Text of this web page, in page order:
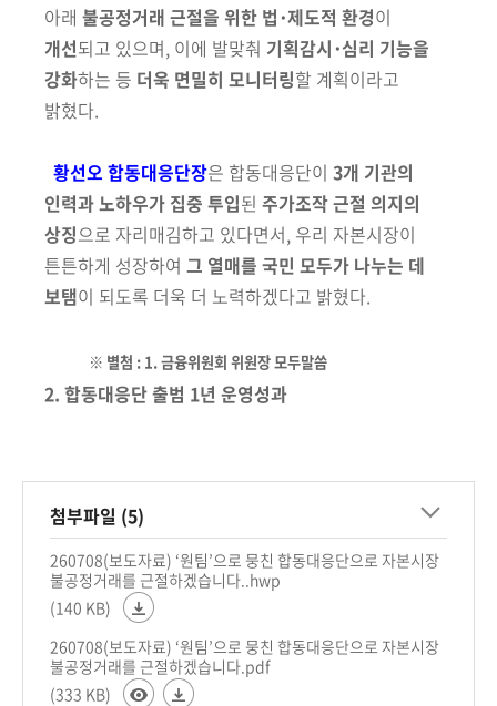
아래 불공정거래 근절을 위한 법･제도적 환경이
개선되고 있으며, 이에 발맞춰 기획감시･심리 기능을
강화하는 등 더욱 면밀히 모니터링할 계획이라고
밝혔다.
황선오 합동대응단장은 합동대응단이 3개 기관의
인력과 노하우가 집중 투입된 주가조작 근절 의지의
상징으로 자리매김하고 있다면서, 우리 자본시장이
튼튼하게 성장하여 그 열매를 국민 모두가 나누는 데
보탬이 되도록 더욱 더 노력하겠다고 밝혔다.
※ 별첨 : 1. 금융위원회 위원장 모두말씀
2. 합동대응단 출범 1년 운영성과
첨부파일 (5)
260708(보도자료) ‘원팀’으로 뭉친 합동대응단으로 자본시장
불공정거래를 근절하겠습니다..hwp
(140 KB)
260708(보도자료) ‘원팀’으로 뭉친 합동대응단으로 자본시장
불공정거래를 근절하겠습니다.pdf
(333 KB)